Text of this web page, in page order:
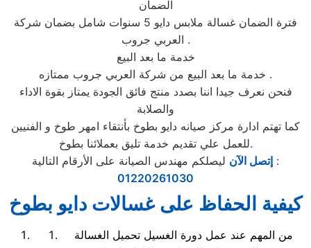
الضمان
فترة الضمان غسالة ملابس دايو 5 سنوات شامل بضمان شركة
العربي جروب .
خدمة ما بعد البيع
خدمة ما بعد البيع من شركة العربي جروب ممتازه .
فنحن نعرف جيدا اننا بصدد منتج فائق الجودة يمتاز بقوة الاداء
والصلابة
كما تهتم ادارة مركز صيانه دايو بطوخ بأنتقاء امهر طوخ و الفنيين
للعمل علي تقديم خدمة تليق بعملائنا بطوخ.
إتصل الآن ليصلكم مهندس الصيانة على الأرقام التالية :
01220261030
كيفية الحفاظ على غسالات دايو بطوخ
من المهم عند عمل دورة الغسيل تحميل الغسالة